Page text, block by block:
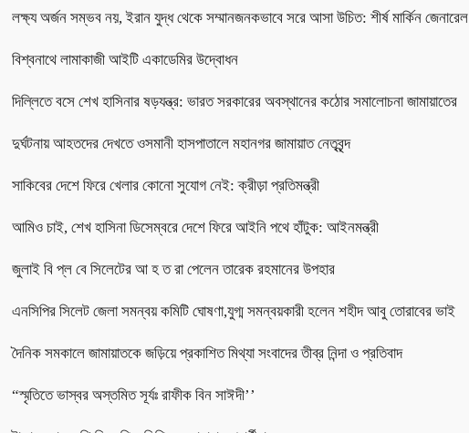
লক্ষ্য অর্জন সম্ভব নয়, ইরান যুদ্ধ থেকে সম্মানজনকভাবে সরে আসা উচিত: শীর্ষ মার্কিন জেনারেল
বিশ্বনাথে লামাকাজী আইটি একাডেমির উদ্বোধন
দিল্লিতে বসে শেখ হাসিনার ষড়যন্ত্র: ভারত সরকারের অবস্থানের কঠোর সমালোচনা জামায়াতের
দুর্ঘটনায় আহতদের দেখতে ওসমানী হাসপাতালে মহানগর জামায়াত নেতৃবৃন্দ
সাকিবের দেশে ফিরে খেলার কোনো সুযোগ নেই: ক্রীড়া প্রতিমন্ত্রী
আমিও চাই, শেখ হাসিনা ডিসেম্বরে দেশে ফিরে আইনি পথে হাঁটুক: আইনমন্ত্রী
জুলাই বি প্ল বে সিলেটের আ হ ত রা পেলেন তারেক রহমানের উপহার
এনসিপির সিলেট জেলা সমন্বয় কমিটি ঘোষণা,যুগ্ম সমন্বয়কারী হলেন শহীদ আবু তোরাবের ভাই
দৈনিক সমকালে জামায়াতকে জড়িয়ে প্রকাশিত মিথ্যা সংবাদের তীব্র নিন্দা ও প্রতিবাদ
“স্মৃতিতে ভাস্বর অস্তমিত সূর্যঃ রাফীক বিন সাঈদী’’